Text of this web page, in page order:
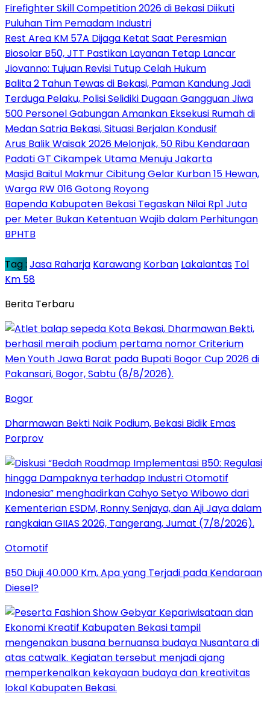
Firefighter Skill Competition 2026 di Bekasi Diikuti
Puluhan Tim Pemadam Industri
Rest Area KM 57A Dijaga Ketat Saat Peresmian
Biosolar B50, JTT Pastikan Layanan Tetap Lancar
Jiovanno: Tujuan Revisi Tutup Celah Hukum
Balita 2 Tahun Tewas di Bekasi, Paman Kandung Jadi
Terduga Pelaku, Polisi Selidiki Dugaan Gangguan Jiwa
500 Personel Gabungan Amankan Eksekusi Rumah di
Medan Satria Bekasi, Situasi Berjalan Kondusif
Arus Balik Waisak 2026 Melonjak, 50 Ribu Kendaraan
Padati GT Cikampek Utama Menuju Jakarta
Masjid Baitul Makmur Cibitung Gelar Kurban 15 Hewan,
Warga RW 016 Gotong Royong
Bapenda Kabupaten Bekasi Tegaskan Nilai Rp1 Juta
per Meter Bukan Ketentuan Wajib dalam Perhitungan
BPHTB
Tag : Jasa Raharja Karawang Korban Lakalantas Tol
Km 58
Berita Terbaru
Bogor
Dharmawan Bekti Naik Podium, Bekasi Bidik Emas
Porprov
Otomotif
B50 Diuji 40.000 Km, Apa yang Terjadi pada Kendaraan
Diesel?